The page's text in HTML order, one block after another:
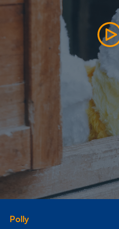
Casi di successo
Polly
Contatti
Polly